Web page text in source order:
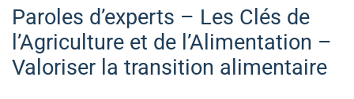
Paroles d’experts – Les Clés de
l’Agriculture et de l’Alimentation –
Valoriser la transition alimentaire